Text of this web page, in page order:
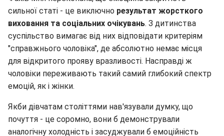
сильної статі - це виключно результат жорсткого
виховання та соціальних очікувань. З дитинства
суспільство вимагає від них відповідати критеріям
"справжнього чоловіка", де абсолютно немає місця
для відкритого прояву вразливості. Насправді ж
чоловіки переживають такий самий глибокий спектр
емоцій, як і жінки.
Якби дівчатам століттями нав'язували думку, що
почуття - це соромно, вони б демонстрували
аналогічну холодність і засуджували б емоційність